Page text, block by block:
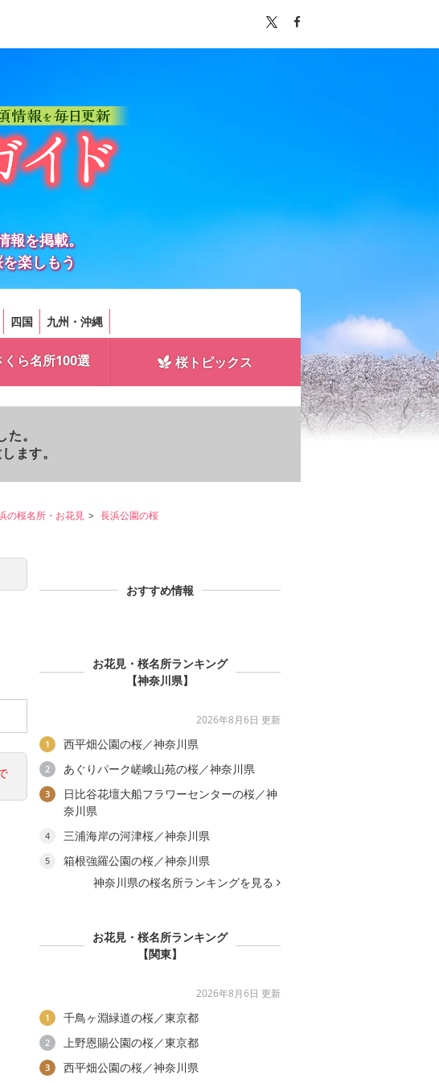
を掲載。
楽しもう
四国 九州・沖縄
くら名所100選 桜トピックス
。
ます。
の桜名所・お花見
長浜公園の桜
おすすめ情報
お花見・桜名所ランキング
【神奈川県】
2026年8月6日 更新
1 西平畑公園の桜／神奈川県
2 あぐりパーク嵯峨山苑の桜／神奈川県
3
日比谷花壇大船フラワーセンターの桜／神
奈川県
4 三浦海岸の河津桜／神奈川県
5
箱根強羅公園の桜／神奈川県
神奈川県の桜名所ランキングを見る
お花見・桜名所ランキング
【関東】
2026年8月6日 更新
1 千鳥ヶ淵緑道の桜／東京都
2 上野恩賜公園の桜／東京都
3 西平畑公園の桜／神奈川県